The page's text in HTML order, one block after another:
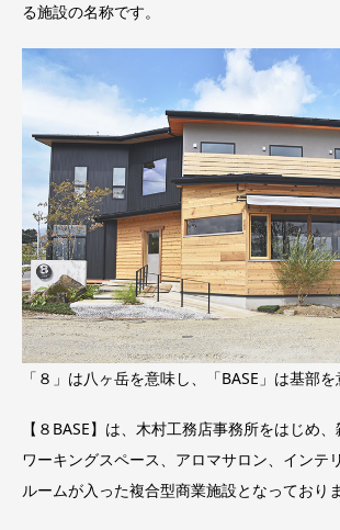
る施設の名称です。
「８」は八ヶ岳を意味し、「BASE」は基部を
【８BASE】は、木村工務店事務所をはじめ
ワーキングスペース、アロマサロン、インテ
ルームが入った複合型商業施設となっておりま